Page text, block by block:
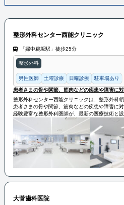
整形外科センター西能クリニック
「婦中鵜坂駅」徒歩25分
整形外科
男性医師 土曜診療 日曜診療 駐車場あり
患者さまの骨や関節、筋肉などの疾患や障害に
整形外科センター西能クリニックは、整形外科
患者さまの骨や関節、筋肉などの疾患や障害に
経験豊富な整形外科医師が、最新の医療技術と
質を向上させることに注力しています。
患者さまのニーズに応えるために親切で丁寧な
大菅歯科医院